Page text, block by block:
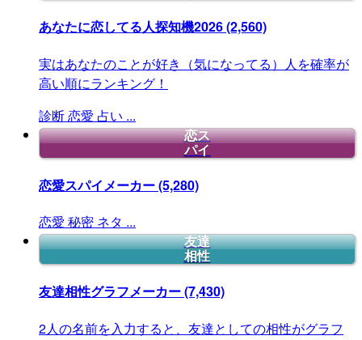
あなたに恋してる人探知機2026(2,560)
実はあなたのことが好き（気になってる）人を確率が
高い順にランキング！
診断恋愛 占い ...
恋ス
パイ
恋愛スパイメーカー(5,280)
恋愛 秘密 ネタ ...
友達
相性
友達相性グラフメーカー(7,430)
2人の名前を入力すると、友達としての相性がグラフ